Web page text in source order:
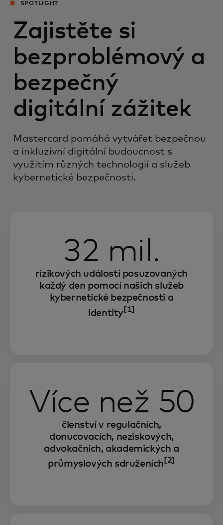
SPOTLIGHT
Zajistěte si
bezproblémový a
bezpečný
digitální zážitek
Mastercard pomáhá vytvářet bezpečnou
a inkluzivní digitální budoucnost s
využitím různých technologií a služeb
kybernetické bezpečnosti.
32 mil.
rizikových událostí posuzovaných
každý den pomocí našich služeb
kybernetické bezpečnosti a
identity[1]
Více než 50
členství v regulačních,
donucovacích, neziskových,
advokačních, akademických a
průmyslových sdruženích [2]